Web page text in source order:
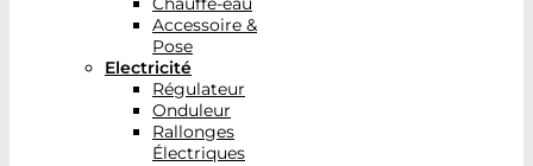
Accessoire &
Pose
Electricité
Régulateur
Onduleur
Rallonges
Électriques